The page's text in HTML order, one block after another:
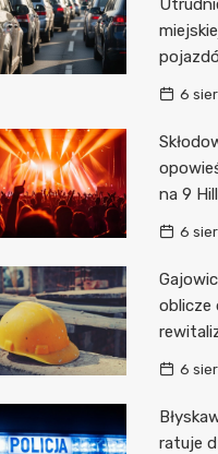
6
na 9
6
oblicze
6
ratuje